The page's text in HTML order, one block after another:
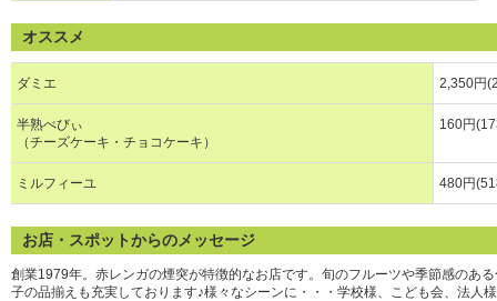
オススメ
ダミエ 2,350円
半熟べびぃ
（チーズケーキ・チョコケーキ）
160円
ミルフィーユ 480円
お店・スポットからのメッセージ
創業1979年。赤レンガの煙突が特徴的なお店です。旬のフルーツや季節感のあ
子の品揃えも充実しております♪様々なシーンに・・・学校様、こども会、法人